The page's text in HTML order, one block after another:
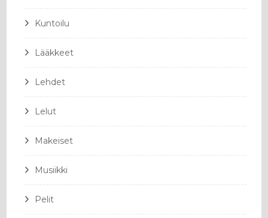
Kuntoilu
Lääkkeet
Lehdet
Lelut
Makeiset
Musiikki
Pelit